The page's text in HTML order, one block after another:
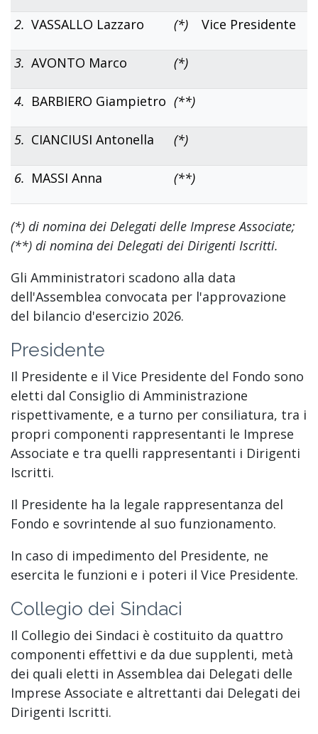
2. VASSALLO Lazzaro (*) Vice Presidente
3. AVONTO Marco (*)
4. BARBIERO Giampietro (**)
5. CIANCIUSI Antonella (*)
6. MASSI Anna (**)
(*) di nomina dei Delegati delle Imprese Associate;
(**) di nomina dei Delegati dei Dirigenti Iscritti.
Gli Amministratori scadono alla data
dell'Assemblea convocata per l'approvazione
del bilancio d'esercizio 2026.
Presidente
Il Presidente e il Vice Presidente del Fondo sono
eletti dal Consiglio di Amministrazione
rispettivamente, e a turno per consiliatura, tra i
propri componenti rappresentanti le Imprese
Associate e tra quelli rappresentanti i Dirigenti
Iscritti.
Il Presidente ha la legale rappresentanza del
Fondo e sovrintende al suo funzionamento.
In caso di impedimento del Presidente, ne
esercita le funzioni e i poteri il Vice Presidente.
Collegio dei Sindaci
Il Collegio dei Sindaci è costituito da quattro
componenti effettivi e da due supplenti, metà
dei quali eletti in Assemblea dai Delegati delle
Imprese Associate e altrettanti dai Delegati dei
Dirigenti Iscritti.